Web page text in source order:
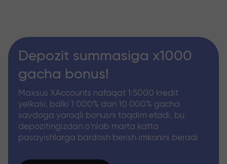
Depozit summasiga x1000
gacha bonus!
Maxsus XAccounts nafaqat 1:5000 kredit
yelkasi, balki 1 000% dan 10 000% gacha
savdoga yaroqli bonusni taqdim etadi, bu
depozitingizdan o‘nlab marta katta
pasayishlarga bardosh berish imkonini beradi